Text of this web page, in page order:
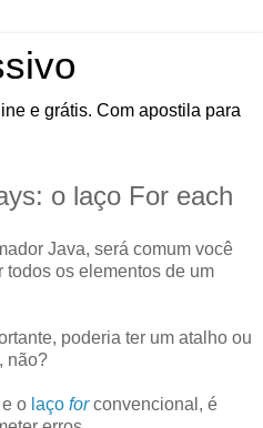
e grátis. Com apostila para
o laço For each
Java, será comum você
todos os elementos de um
poderia ter um atalho ou
não?
e o laço forconvencional, é